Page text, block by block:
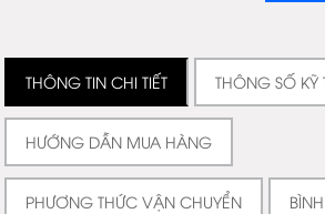
THÔNG TIN CHI TIẾT THÔNG SỐ KỸ
HƯỚNG DẪN MUA HÀNG
PHƯƠNG THỨC VẬN CHUYỂN